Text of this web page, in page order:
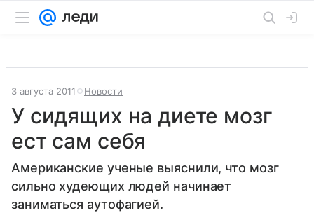
3 августа 2011 Новости
У сидящих на диете мозг
ест сам себя
Американские ученые выяснили, что мозг
сильно худеющих людей начинает
заниматься аутофагией.